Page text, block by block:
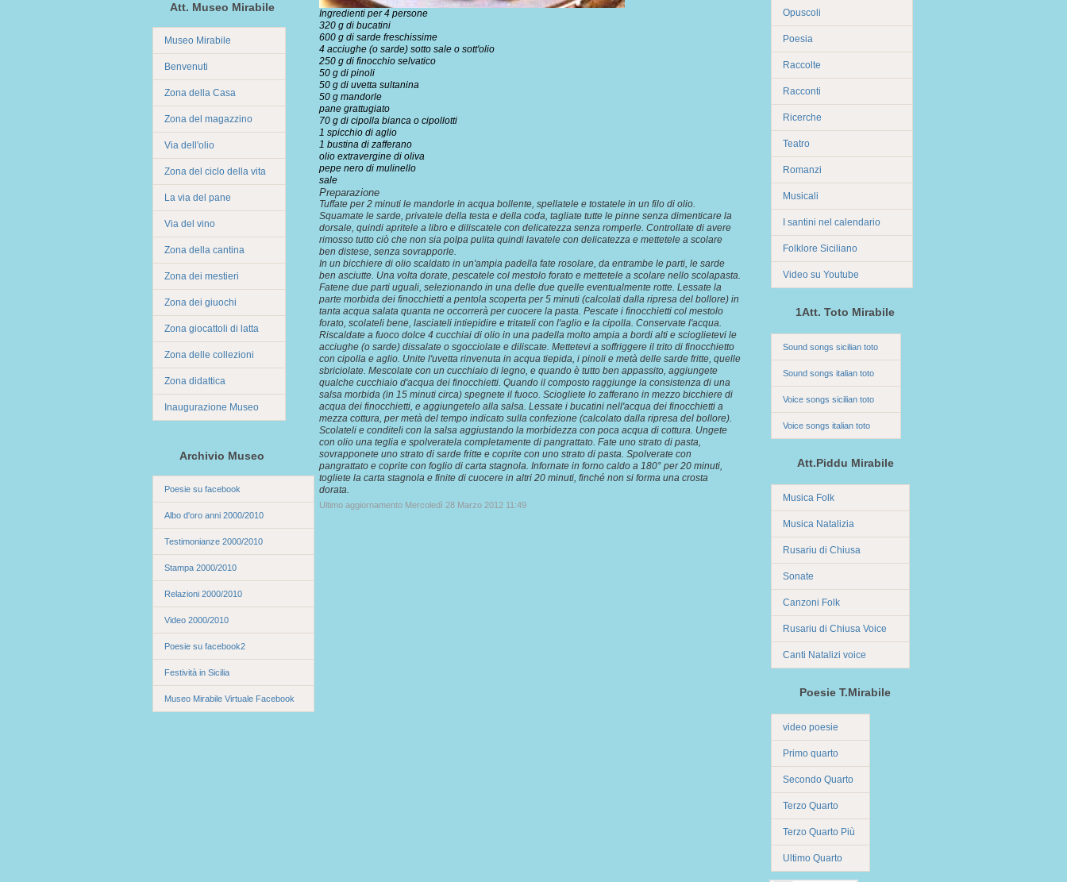
Att. Museo Mirabile
Museo Mirabile
Benvenuti
Zona della Casa
Zona del magazzino
Via dell'olio
Zona del ciclo della vita
La via del pane
Via del vino
Zona della cantina
Zona dei mestieri
Zona dei giuochi
Zona giocattoli di latta
Zona delle collezioni
Zona didattica
Inaugurazione Museo
Archivio Museo
Poesie su facebook
Albo d'oro anni 2000/2010
Testimonianze 2000/2010
Stampa 2000/2010
Relazioni 2000/2010
Video 2000/2010
Poesie su facebook2
Festività in Sicilia
Museo Mirabile Virtuale Facebook
Ingredienti per 4 persone
320 g di bucatini
600 g di sarde freschissime
4 acciughe (o sarde) sotto sale o sott'olio
250 g di finocchio selvatico
50 g di pinoli
50 g di uvetta sultanina
50 g mandorle
pane grattugiato
70 g di cipolla bianca o cipollotti
1 spicchio di aglio
1 bustina di zafferano
olio extravergine di oliva
pepe nero di mulinello
sale
Preparazione
Tuffate per 2 minuti le mandorle in acqua bollente, spellatele e tostatele in un filo di olio.
Squamate le sarde, privatele della testa e della coda, tagliate tutte le pinne senza dimenticare la
dorsale, quindi apritele a libro e diliscatele con delicatezza senza romperle. Controllate di avere
rimosso tutto ciò che non sia polpa pulita quindi lavatele con delicatezza e mettetele a scolare
ben distese, senza sovrapporle.
In un bicchiere di olio scaldato in un'ampia padella fate rosolare, da entrambe le parti, le sarde
ben asciutte. Una volta dorate, pescatele col mestolo forato e mettetele a scolare nello scolapasta.
Fatene due parti uguali, selezionando in una delle due quelle eventualmente rotte. Lessate la
parte morbida dei finocchietti a pentola scoperta per 5 minuti (calcolati dalla ripresa del bollore) in
tanta acqua salata quanta ne occorrerà per cuocere la pasta. Pescate i finocchietti col mestolo
forato, scolateli bene, lasciateli intiepidire e tritateli con l'aglio e la cipolla. Conservate l'acqua.
Riscaldate a fuoco dolce 4 cucchiai di olio in una padella molto ampia a bordi alti e scioglietevi le
acciughe (o sarde) dissalate o sgocciolate e diliscate. Mettetevi a soffriggere il trito di finocchietto
con cipolla e aglio. Unite l'uvetta rinvenuta in acqua tiepida, i pinoli e metà delle sarde fritte, quelle
sbriciolate. Mescolate con un cucchiaio di legno, e quando è tutto ben appassito, aggiungete
qualche cucchiaio d'acqua dei finocchietti. Quando il composto raggiunge la consistenza di una
salsa morbida (in 15 minuti circa) spegnete il fuoco. Sciogliete lo zafferano in mezzo bicchiere di
acqua dei finocchietti, e aggiungetelo alla salsa. Lessate i bucatini nell'acqua dei finocchietti a
mezza cottura, per metà del tempo indicato sulla confezione (calcolato dalla ripresa del bollore).
Scolateli e conditeli con la salsa aggiustando la morbidezza con poca acqua di cottura. Ungete
con olio una teglia e spolveratela completamente di pangrattato. Fate uno strato di pasta,
sovrapponete uno strato di sarde fritte e coprite con uno strato di pasta. Spolverate con
pangrattato e coprite con foglio di carta stagnola. Infornate in forno caldo a 180° per 20 minuti,
togliete la carta stagnola e finite di cuocere in altri 20 minuti, finché non si forma una crosta
dorata.
Ultimo aggiornamento Mercoledì 28 Marzo 2012 11:49
Opuscoli
Poesia
Raccolte
Racconti
Ricerche
Teatro
Romanzi
Musicali
I santini nel calendario
Folklore Siciliano
Video su Youtube
1Att. Toto Mirabile
Sound songs sicilian toto
Sound songs italian toto
Voice songs sicilian toto
Voice songs italian toto
Att.Piddu Mirabile
Musica Folk
Musica Natalizia
Rusariu di Chiusa
Sonate
Canzoni Folk
Rusariu di Chiusa Voice
Canti Natalizi voice
Poesie T.Mirabile
video poesie
Primo quarto
Secondo Quarto
Terzo Quarto
Terzo Quarto Più
Ultimo Quarto